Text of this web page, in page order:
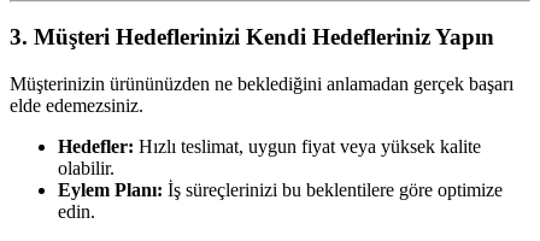
3. Müşteri Hedeflerinizi Kendi Hedefleriniz Yapın
Müşterinizin ürününüzden ne beklediğini anlamadan gerçek başarı
elde edemezsiniz.
Hedefler: Hızlı teslimat, uygun fiyat veya yüksek kalite
olabilir.
Eylem Planı: İş süreçlerinizi bu beklentilere göre optimize
edin.